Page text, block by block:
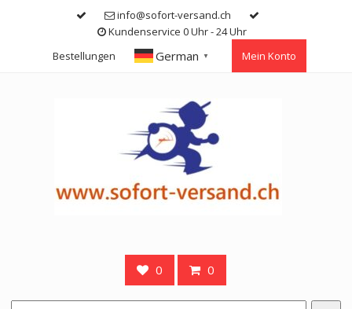
info@sofort-versand.ch
Kundenservice 0 Uhr - 24 Uhr
Bestellungen
German ▼ Mein Konto
0 0